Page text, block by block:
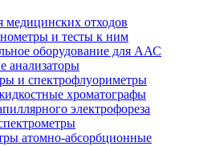
медицинских отходов
и тесты к ним
оборудование для ААС
анализаторы
и спектрофлуориметры
хроматографы
электрофореза
атомно-абсорбционные